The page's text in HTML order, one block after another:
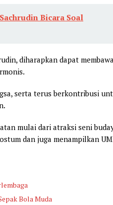
Bicara Soal
diharapkan dapat membawa
serta terus berkontribusi
mulai dari atraksi seni
dan juga menampilkan
Bola Muda